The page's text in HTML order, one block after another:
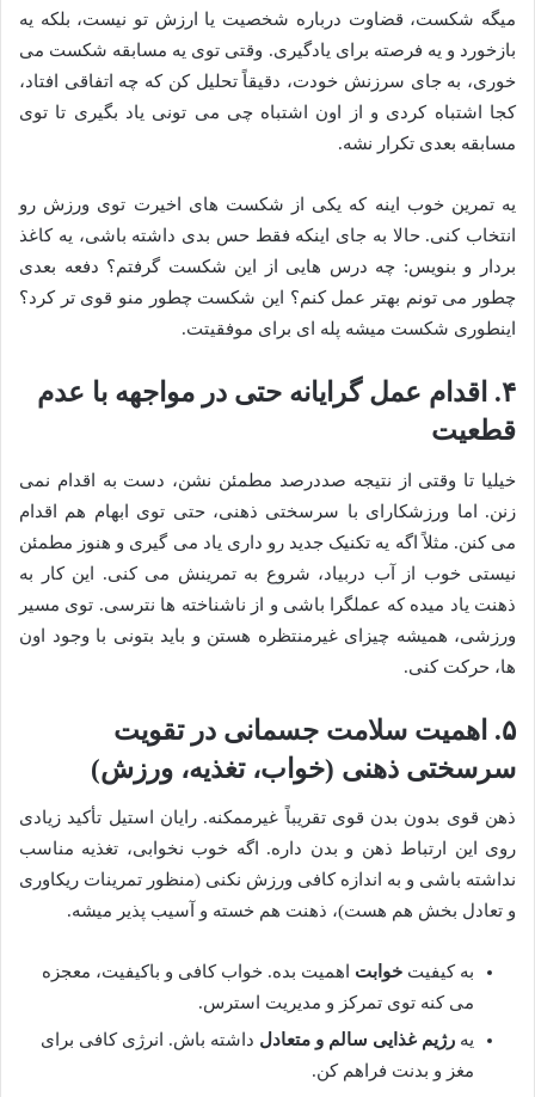
میگه شکست، قضاوت درباره شخصیت یا ارزش تو نیست، بلکه یه
بازخورد و یه فرصته برای یادگیری. وقتی توی یه مسابقه شکست می
خوری، به جای سرزنش خودت، دقیقاً تحلیل کن که چه اتفاقی افتاد،
کجا اشتباه کردی و از اون اشتباه چی می تونی یاد بگیری تا توی
مسابقه بعدی تکرار نشه.
یه تمرین خوب اینه که یکی از شکست های اخیرت توی ورزش رو
انتخاب کنی. حالا به جای اینکه فقط حس بدی داشته باشی، یه کاغذ
بردار و بنویس: چه درس هایی از این شکست گرفتم؟ دفعه بعدی
چطور می تونم بهتر عمل کنم؟ این شکست چطور منو قوی تر کرد؟
اینطوری شکست میشه پله ای برای موفقیتت.
۴. اقدام عمل گرایانه حتی در مواجهه با عدم
قطعیت
خیلیا تا وقتی از نتیجه صددرصد مطمئن نشن، دست به اقدام نمی
زنن. اما ورزشکارای با سرسختی ذهنی، حتی توی ابهام هم اقدام
می کنن. مثلاً اگه یه تکنیک جدید رو داری یاد می گیری و هنوز مطمئن
نیستی خوب از آب دربیاد، شروع به تمرینش می کنی. این کار به
ذهنت یاد میده که عملگرا باشی و از ناشناخته ها نترسی. توی مسیر
ورزشی، همیشه چیزای غیرمنتظره هستن و باید بتونی با وجود اون
ها، حرکت کنی.
۵. اهمیت سلامت جسمانی در تقویت
سرسختی ذهنی (خواب، تغذیه، ورزش)
ذهن قوی بدون بدن قوی تقریباً غیرممکنه. رایان استیل تأکید زیادی
روی این ارتباط ذهن و بدن داره. اگه خوب نخوابی، تغذیه مناسب
نداشته باشی و به اندازه کافی ورزش نکنی (منظور تمرینات ریکاوری
و تعادل بخش هم هست)، ذهنت هم خسته و آسیب پذیر میشه.
به کیفیت خوابت اهمیت بده. خواب کافی و باکیفیت، معجزه
می کنه توی تمرکز و مدیریت استرس.
یه رژیم غذایی سالم و متعادل داشته باش. انرژی کافی برای
مغز و بدنت فراهم کن.